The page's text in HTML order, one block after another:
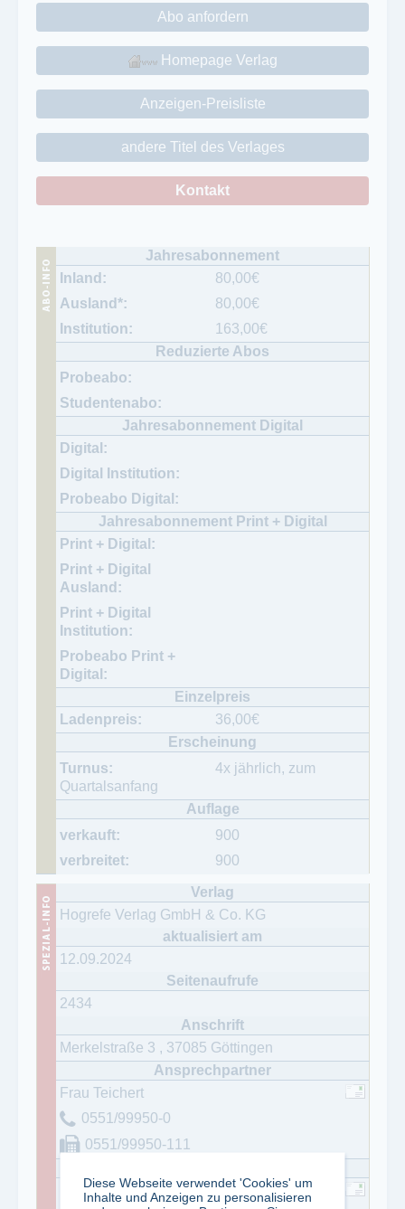
Abo anfordern
Homepage Verlag
Anzeigen-Preisliste
andere Titel des Verlages
Kontakt
80,00€
80,00€
163,00€
36,00€
4x jährlich, zum
Quartalsanfang
900
900
Hogrefe Verlag GmbH & Co. KG
12.09.2024
2434
Merkelstraße 3 , 37085 Göttingen
Frau Teichert
0551/99950-0
0551/99950-111
Frau Nadine Teichert
Diese Webseite verwendet 'Cookies' um
Inhalte und Anzeigen zu personalisieren